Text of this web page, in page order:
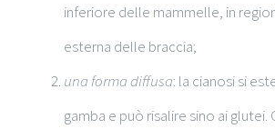
inferiore delle mammelle, in
esterna delle braccia;
una forma diffusa: la cianosi si
gamba e può risalire sino ai glutei.